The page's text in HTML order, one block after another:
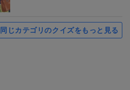
同じカテゴリのクイズをもっと見る